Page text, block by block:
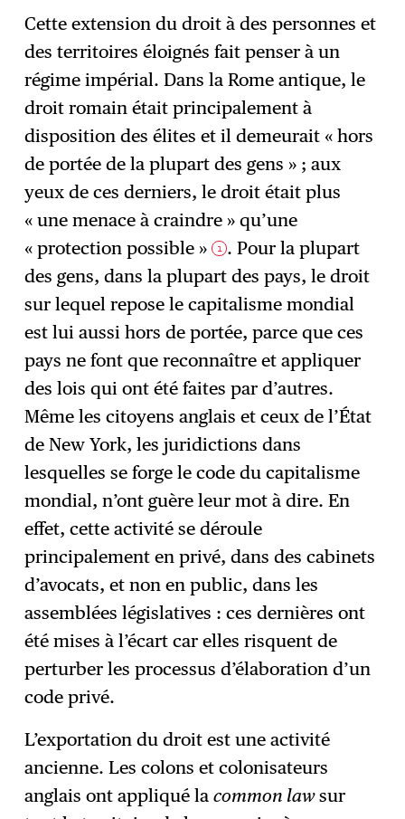
Cette extension du droit à des personnes et
des territoires éloignés fait penser à un
régime impérial. Dans la Rome antique, le
droit romain était principalement à
disposition des élites et il demeurait « hors
de portée de la plupart des gens » ; aux
yeux de ces derniers, le droit était plus
« une menace à craindre » qu’une
« protection possible » 1 . Pour la plupart
des gens, dans la plupart des pays, le droit
sur lequel repose le capitalisme mondial
est lui aussi hors de portée, parce que ces
pays ne font que reconnaître et appliquer
des lois qui ont été faites par d’autres.
Même les citoyens anglais et ceux de l’État
de New York, les juridictions dans
lesquelles se forge le code du capitalisme
mondial, n’ont guère leur mot à dire. En
effet, cette activité se déroule
principalement en privé, dans des cabinets
d’avocats, et non en public, dans les
assemblées législatives : ces dernières ont
été mises à l’écart car elles risquent de
perturber les processus d’élaboration d’un
code privé.
L’exportation du droit est une activité
ancienne. Les colons et colonisateurs
anglais ont appliqué lacommon lawsur